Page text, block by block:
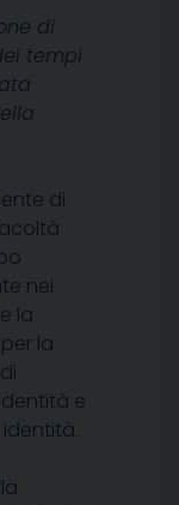
di
tempi
di
nei
la
la
e